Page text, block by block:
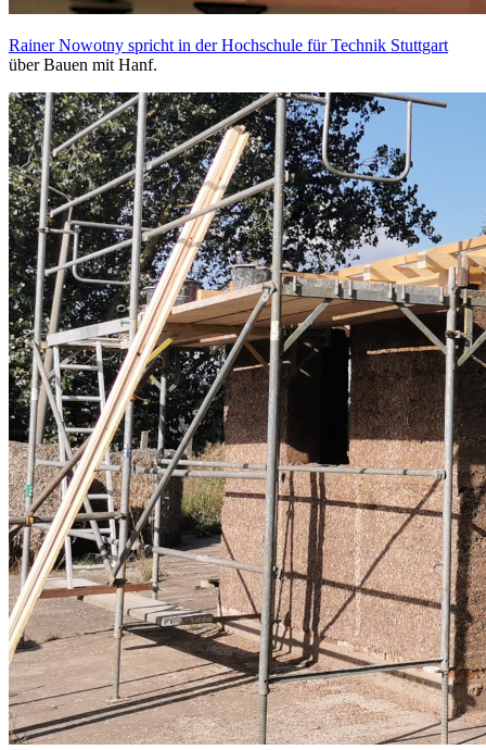
Rainer Nowotny spricht in der Hochschule für Technik Stuttgart
über Bauen mit Hanf.